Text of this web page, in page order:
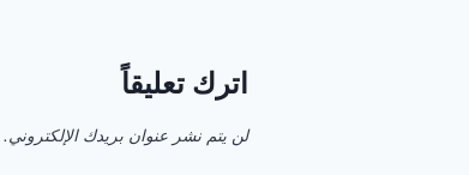
اترك تعليقاً
لن يتم نشر عنوان بريدك الإلكتروني.